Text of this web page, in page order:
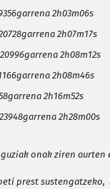
2h03m06s
2h07m17s
2h08m12s
2h08m46s
2h16m52s
2h28m00s
onak ziren aurten
prest sustengatzeko,